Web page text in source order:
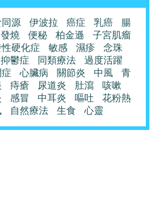
源 伊波拉 癌症 乳癌
腸
發燒
便秘 柏金遜
子宮肌瘤
硬化症
敏感 濕疹
念珠
抑鬱症
同類療法
過度活躍
心臟病 關節炎 中風
青
痔瘡 尿道炎 肚瀉
咳嗽
感冒 中耳炎 嘔吐
花粉熱
自然療法 生食 心靈